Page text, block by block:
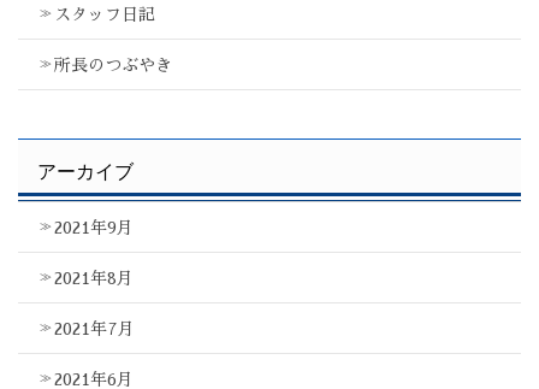
スタッフ日記
所長のつぶやき
アーカイブ
2021年9月
2021年8月
2021年7月
2021年6月